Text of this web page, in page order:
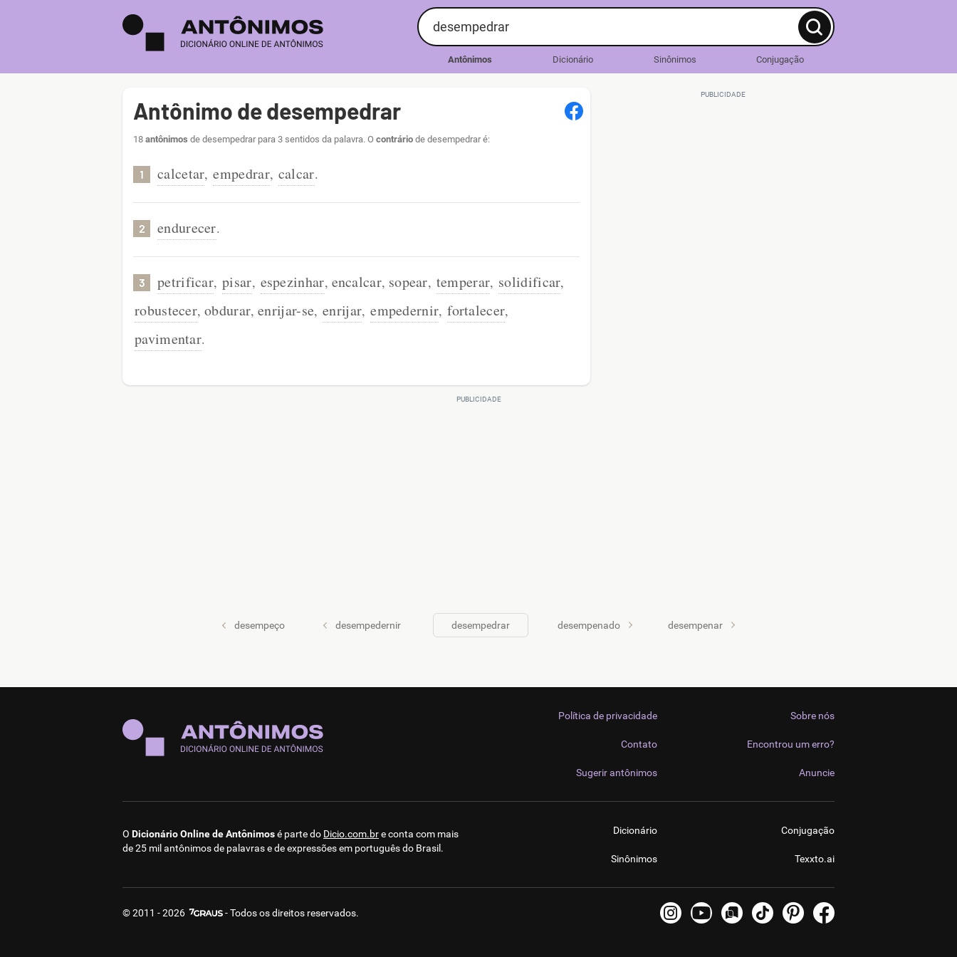
Antônimos Dicionário Sinônimos Conjugação
Antônimo de desempedrar
18 antônimos de desempedrar para 3 sentidos da palavra. O contrário de desempedrar é:
1 calcetar, empedrar, calcar.
2 endurecer.
3 petrificar, pisar, espezinhar, encalcar, sopear, temperar, solidificar,
robustecer, obdurar,enrijar-se, enrijar, empedernir, fortalecer,
pavimentar.
desempeço desempedernir desempedrar desempenado desempenar
Sobre nós
Encontrou um erro?
Anuncie
Política de privacidade
Contato
Sugerir antônimos
O Dicionário Online de Antônimosé parte do Dicio.com.bre conta com mais
de 25 mil antônimos de palavras e de expressões em português do Brasil.
Dicionário
Sinônimos
Conjugação
Texxto.ai
© 2011 - 2026 - Todos os direitos reservados.